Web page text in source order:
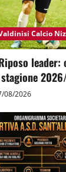
Calcio
leader:
08/2026